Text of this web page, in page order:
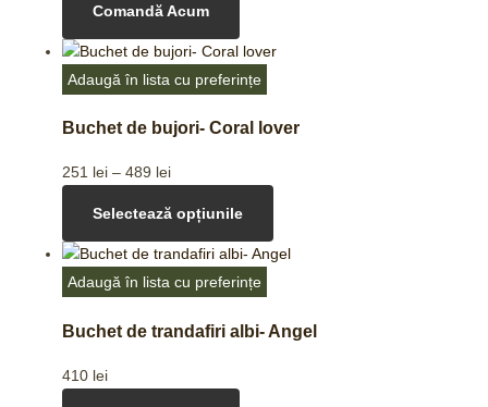
Comandă Acum
Adaugă în lista cu preferințe
Buchet de bujori- Coral lover
251 lei – 489 lei
Selectează opțiunile
Adaugă în lista cu preferințe
Buchet de trandafiri albi- Angel
410 lei